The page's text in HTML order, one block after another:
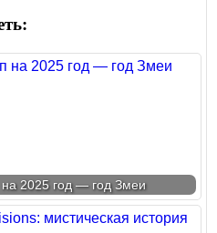
на 2025 год — год Змеи